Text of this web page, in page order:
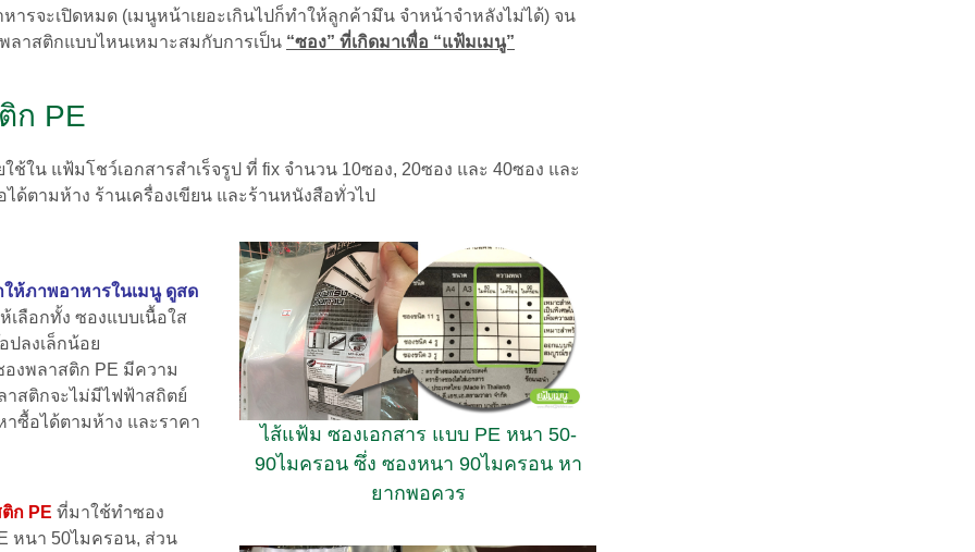
รจะเปิดหมด (เมนูหน้าเยอะเกินไปก็ทำให้ลูกค้ามึน จำหน้าจำหลังไม่ได้) จน
ลาสติกแบบไหนเหมาะสมกับการเป็น “ซอง” ที่เกิดมาเพื่อ “แฟ้มเมนู”
ก PE
ช้ใน แฟ้มโชว์เอกสารสำเร็จรูป ที่ fix จำนวน 10ซอง, 20ซอง และ 40ซอง และ
ด้ตามห้าง ร้านเครื่องเขียน และร้านหนังสือทั่วไป
ให้ภาพอาหารในเมนู ดูสด
เลือกทั้ง ซองแบบเนื้อใส
ปลงเล็กน้อย
องพลาสติก PE มีความ
าสติกจะไม่มีไฟฟ้าสถิตย์
าซื้อได้ตามห้าง และราคา
ก PE ที่มาใช้ทำซอง
หนา 50ไมครอน, ส่วน
ไส้แฟ้ม ซองเอกสาร แบบ PE หนา 50-
90ไมครอน ซึ่ง ซองหนา 90ไมครอน หา
ยากพอควร